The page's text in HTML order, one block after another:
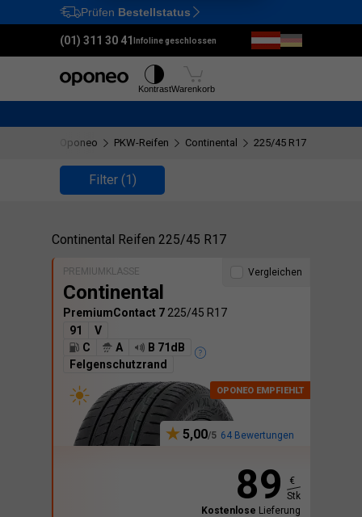
M
Prüfen Bestellstatus
(01) 311 30 41 Infoline geschlossen
KontrastWarenkorb
Oponeo PKW-Reifen Continental 225/45 R17
Filter (1)
Continental Reifen 225/45 R17
PREMIUMKLASSE
Continental
PremiumContact 7 225/45 R17
91
V
C
A
B 71dB
Felgenschutzrand
5,00 64 Bewertungen
Vergleichen
89
€
Stk
Kostenlose Lieferung